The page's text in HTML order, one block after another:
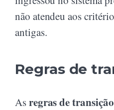
não atendeu aos
antigas.
Regras de
Asregras de transição